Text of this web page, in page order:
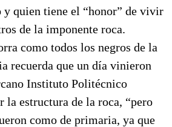
y quien tiene el “honor” de vivir
de la imponente roca.
como todos los negros de la
recuerda que un día vinieron
Instituto Politécnico
la estructura de la roca, “pero
como de primaria, ya que